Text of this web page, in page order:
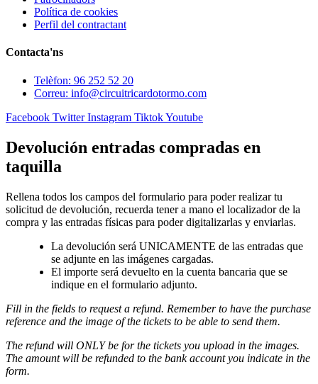
Política de cookies
Perfil del contractant
Contacta'ns
Telèfon: 96 252 52 20
Correu: info@circuitricardotormo.com
Facebook Twitter Instagram TiktokYoutube
Devolución entradas compradas en
taquilla
Rellena todos los campos del formulario para poder realizar tu
solicitud de devolución, recuerda tener a mano el localizador de la
compra y las entradas físicas para poder digitalizarlas y enviarlas.
La devolución será UNICAMENTE de las entradas que
se adjunte en las imágenes cargadas.
El importe será devuelto en la cuenta bancaria que se
indique en el formulario adjunto.
Fill in the fields to request a refund. Remember to have the purchase
reference and the image of the tickets to be able to send them.
The refund will ONLY be for the tickets you upload in the images.
The amount will be refunded to the bank account you indicate in the
form.